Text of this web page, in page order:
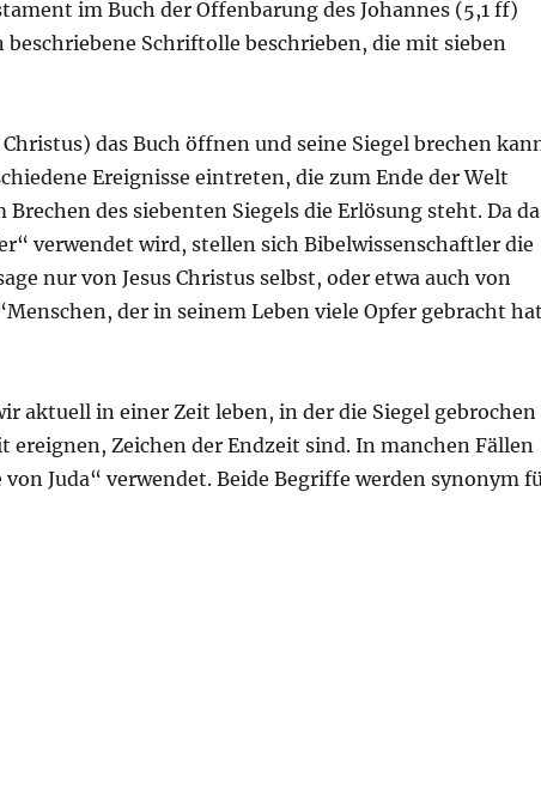
im Buch der Offenbarung des Johannes (5,1 ff)
Schriftolle beschrieben, die mit sieben
das Buch öffnen und seine Siegel brechen
Ereignisse eintreten, die zum Ende der Welt
des siebenten Siegels die Erlösung steht. Da
verwendet wird, stellen sich Bibelwissenschaftler die
nur von Jesus Christus selbst, oder etwa auch von
der in seinem Leben viele Opfer gebracht
aktuell in einer Zeit leben, in der die Siegel gebrochen
ereignen, Zeichen der Endzeit sind. In manchen Fällen
Juda“ verwendet. Beide Begriffe werden synonym